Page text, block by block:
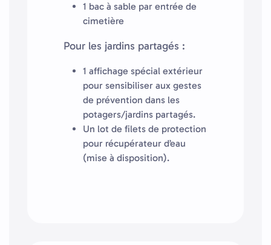
1 bac à sable par entrée de
cimetière
Pour les jardins partagés :
1 affichage spécial extérieur
pour sensibiliser aux gestes
de prévention dans les
potagers/jardins partagés.
Un lot de filets de protection
pour récupérateur d’eau
(mise à disposition).